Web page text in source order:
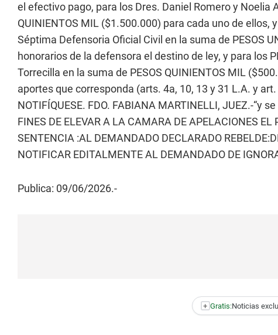
el efectivo pago, para los Dres. Daniel Romero y Noelia
QUINIENTOS MIL ($1.500.000) para cada uno de ellos,
Séptima Defensoria Oficial Civil en la suma de PESOS
honorarios de la defensora el destino de ley, y para los
Torrecilla en la suma de PESOS QUINIENTOS MIL
aportes que corresponda (arts. 4a, 10, 13 y 31 L.A. y art.
NOTIFÍQUESE. FDO. FABIANA MARTINELLI, JUEZ.-“y
FINES DE ELEVAR A LA CAMARA DE APELACIONES
SENTENCIA :AL DEMANDADO DECLARADO
NOTIFICAR EDITALMENTE AL DEMANDADO DE
Publica: 09/06/2026.-
+ Gratis:Noticias